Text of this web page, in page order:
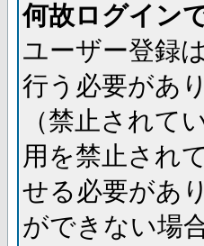
何故ログイン
ユーザー登録
行う必要があ
（禁止されて
用を禁止され
せる必要があ
ができない場